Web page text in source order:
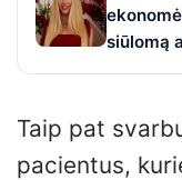
siūlomą
Taip pat
pacientus,